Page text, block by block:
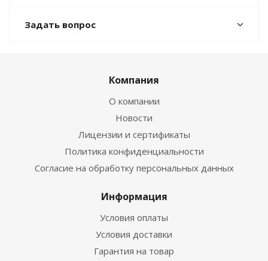
Задать вопрос
Компания
О компании
Новости
Лицензии и сертификаты
Политика конфиденциальности
Согласие на обработку персональных данных
Информация
Условия оплаты
Условия доставки
Гарантия на товар